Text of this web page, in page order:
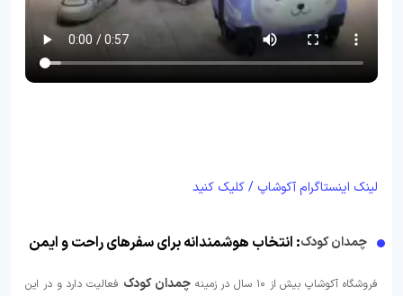
لینک اینستاگرام آکوشاپ / کلیک کنید
چمدان کودک: انتخاب هوشمندانه برای سفرهای راحت و ایمن
فروشگاه آکوشاپ بیش از ۱۰ سال در زمینه چمدان کودک فعالیت دارد و در این